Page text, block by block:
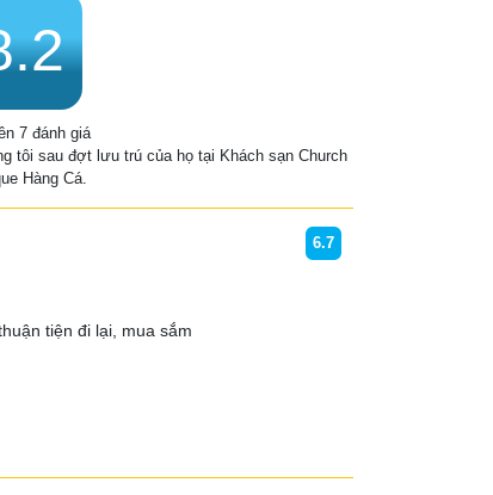
7 đánh giá
tôi sau đợt lưu trú của họ tại Khách sạn Church
Hàng Cá.
6.7
tiện đi lại, mua sắm